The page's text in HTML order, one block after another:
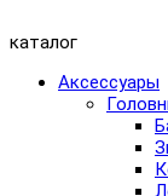
каталог
Аксессуары